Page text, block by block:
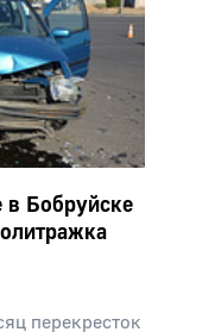
в Бобруйске
перекресток